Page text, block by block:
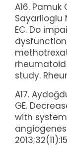
A16. Pamuk
Sayarlioglu
EC. Do
study.
A17.
GE.
with